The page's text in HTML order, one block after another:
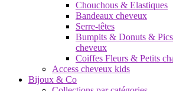
Chouchous & Elastiques
Bandeaux cheveux
Serre-têtes
Bumpits & Donuts &
cheveux
Coiffes Fleurs & Petits
Access cheveux kids
Bijoux & Co